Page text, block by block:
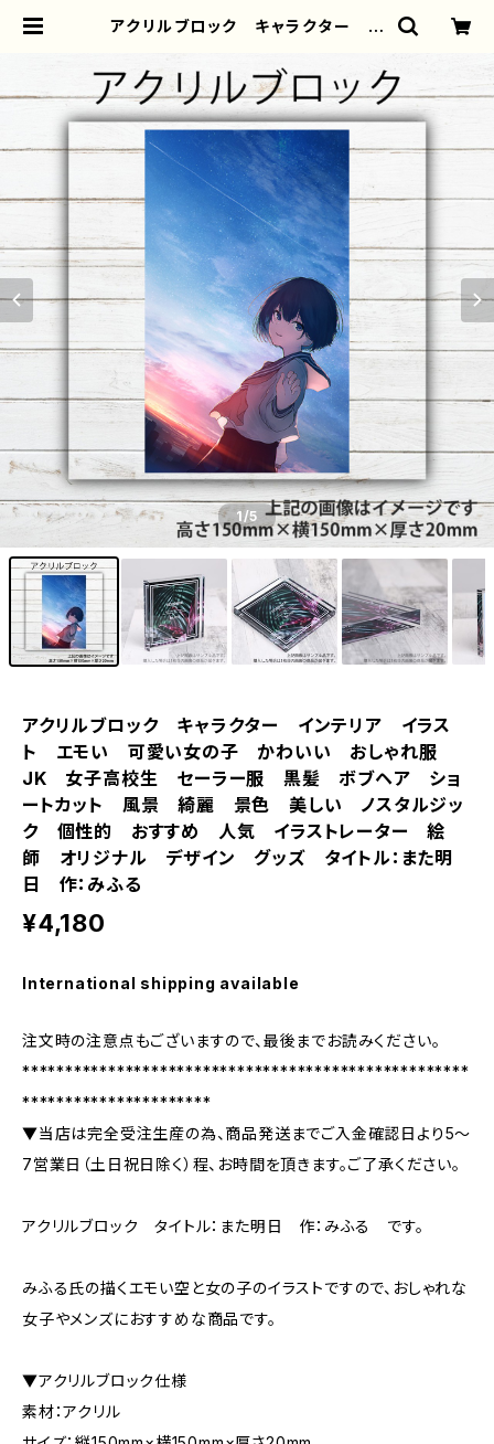
アクリルブロック キャラクター イ
女子高校生 セーラー服 黒髪
ボブヘア ショートカット 風景 綺
麗 景色 美しい ノスタルジック
個性的 おすすめ 人気 イラストレ
ーター 絵師 オリジナル デザイ
ン グッズ タイトル：また明日 作：
みふる | iPhoneケース/スマホケー
ス/Tシャツ/おしゃれ/イラストレータ
ー/グッズ/人気/後払い/通販｜雑貨屋
アリうさ
1/5
アクリルブロック キャラクター インテリア イラス
ト エモい 可愛い女の子 かわいい おしゃれ服
JK 女子高校生 セーラー服 黒髪 ボブヘア ショ
ートカット 風景 綺麗 景色 美しい ノスタルジッ
ク 個性的 おすすめ 人気 イラストレーター 絵
師 オリジナル デザイン グッズ タイトル：また明
日 作：みふる
¥4,180
International shipping available
注文時の注意点もございますので、最後までお読みください。
****************************************************
**********************
▼当店は完全受注生産の為、商品発送までご入金確認日より5〜
7営業日（土日祝日除く）程、お時間を頂きます。ご了承ください。
アクリルブロック タイトル：また明日 作：みふる です。
みふる氏の描くエモい空と女の子のイラストですので、おしゃれな
女子やメンズにおすすめな商品です。
▼アクリルブロック仕様
素材：アクリル